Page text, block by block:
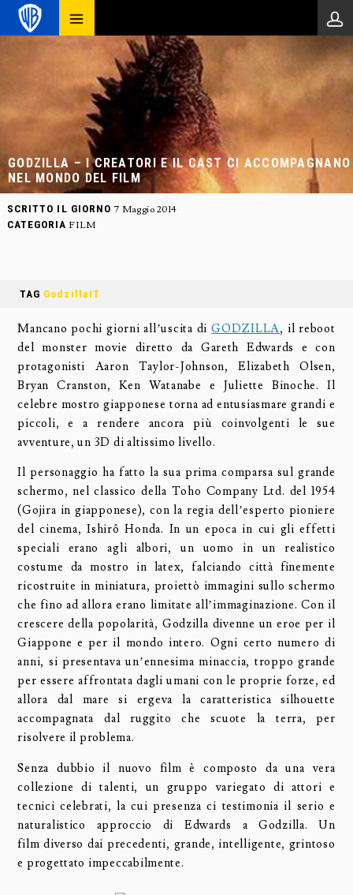
GODZILLA – I CREATORI E IL CAST CI ACCOMPAGNANO
NEL MONDO DEL FILM
SCRITTO IL GIORNO 7 Maggio 2014
CATEGORIA FILM
TAG GodzillaIT
Mancano pochi giorni all’uscita diGODZILLA, il reboot
del monster movie diretto da Gareth Edwards e con
protagonisti Aaron Taylor-Johnson, Elizabeth Olsen,
Bryan Cranston, Ken Watanabe e Juliette Binoche. Il
celebre mostro giapponese torna ad entusiasmare grandi e
piccoli, e a rendere ancora più coinvolgenti le sue
avventure, un 3D di altissimo livello.
Il personaggio ha fatto la sua prima comparsa sul grande
schermo, nel classico della Toho Company Ltd. del 1954
(Gojira in giapponese), con la regia dell’esperto pioniere
del cinema, Ishirô Honda. In un epoca in cui gli effetti
speciali erano agli albori, un uomo in un realistico
costume da mostro in latex, falciando città finemente
ricostruite in miniatura, proiettò immagini sullo schermo
che fino ad allora erano limitate all’immaginazione. Con il
crescere della popolarità, Godzilla divenne un eroe per il
Giappone e per il mondo intero. Ogni certo numero di
anni, si presentava un’ennesima minaccia, troppo grande
per essere affrontata dagli umani con le proprie forze, ed
allora dal mare si ergeva la caratteristica silhouette
accompagnata dal ruggito che scuote la terra, per
risolvere il problema.
Senza dubbio il nuovo film è composto da una vera
collezione di talenti, un gruppo variegato di attori e
tecnici celebrati, la cui presenza ci testimonia il serio e
naturalistico approccio di Edwards a Godzilla. Un
film diverso dai precedenti, grande, intelligente, grintoso
e progettato impeccabilmente.